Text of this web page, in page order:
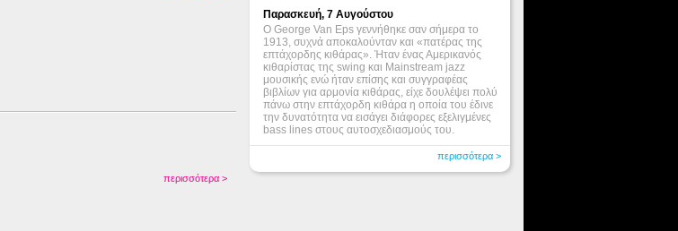
περισσότερα >
Παρασκευή, 7 Αυγούστου
Ο George Van Eps γεννήθηκε σαν σήμερα το
1913, συχνά αποκαλούνταν και «πατέρας της
επτάχορδης κιθάρας». Ήταν ένας Αμερικανός
κιθαρίστας της swing και Mainstream jazz
μουσικής ενώ ήταν επίσης και συγγραφέας
βιβλίων για αρμονία κιθάρας, είχε δουλέψει πολύ
πάνω στην επτάχορδη κιθάρα η οποία του έδινε
την δυνατότητα να εισάγει διάφορες εξελιγμένες
bass lines στους αυτοσχεδιασμούς του.
περισσότερα >